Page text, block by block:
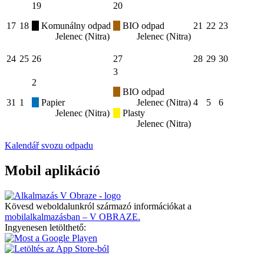
17 18
19
Komunálny odpad
Jelenec (Nitra)
20
BIO odpad
Jelenec (Nitra)
21 22 23
24 25 26 27 28 29 30
31 1
2
Papier
Jelenec (Nitra)
3
BIO odpad
Jelenec (Nitra)
Plasty
Jelenec (Nitra)
4 5 6
Kalendář svozu odpadu
Mobil aplikáció
Kövesd weboldalunkról származó információkat a
mobilalkalmazásban – V OBRAZE.
Ingyenesen letölthető: